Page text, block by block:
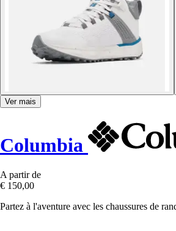
Ver mais
Columbia
A partir de
€ 150,00
Partez à l'aventure avec les chaussures de